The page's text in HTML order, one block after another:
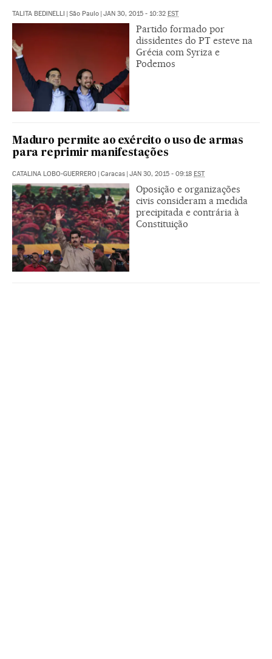
TALITA BEDINELLI | São Paulo | JAN 30, 2015 - 10:32 EST
Partido formado por
dissidentes do PT esteve na
Grécia com Syriza e
Podemos
Maduro permite ao exército o uso de armas
para reprimir manifestações
CATALINA LOBO-GUERRERO | Caracas | JAN 30, 2015 - 09:18 EST
Oposição e organizações
civis consideram a medida
precipitada e contrária à
Constituição